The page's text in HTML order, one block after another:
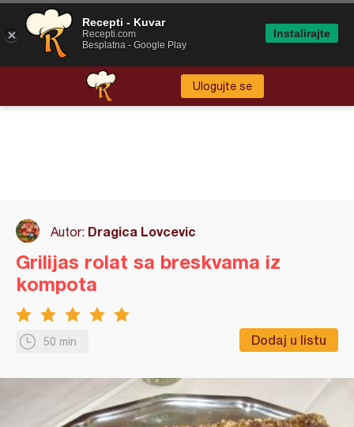
Ulogujte se
Autor: Dragica Lovcevic
50 min Dodaj u listu
Grilijas rolat sa breskvama iz
kompota
Recepti - Kuvar
Recepti.com
Besplatna - Google Play
Instalirajte